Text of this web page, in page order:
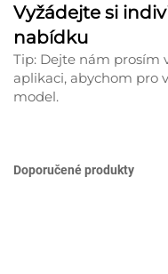
Vyžádejte si
nabídku
Tip: Dejte nám prosím
aplikaci, abychom pro
model.
Doporučené produkty